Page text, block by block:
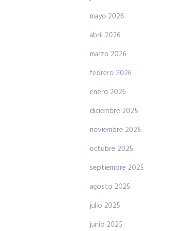
mayo 2026
abril 2026
marzo 2026
febrero 2026
enero 2026
diciembre 2025
noviembre 2025
octubre 2025
septiembre 2025
agosto 2025
julio 2025
junio 2025